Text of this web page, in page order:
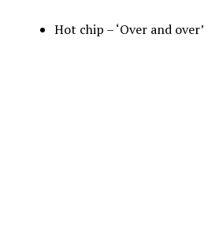
Hot chip – ‘Over and over’